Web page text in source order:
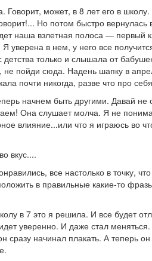
Говорит, может, в 8 лет его в
Но потом быстро вернулась
наша взлетная полоса — первый
уверена в нем, у него все
детства только и слышала от
не пойди сюда. Надень шапку в
почти никогда, разве что про
начнем быть другими. Давай не
Она слушает молча. Я не
влияние...или что я играюсь во
вкус....
все настолько в точку,
в правильные какие-то
в 7 это я решила. И все будет
уверенно. И даже стал
сразу начинал плакать. А теперь